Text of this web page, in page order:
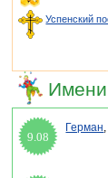
Успенский
9.08
Герман,